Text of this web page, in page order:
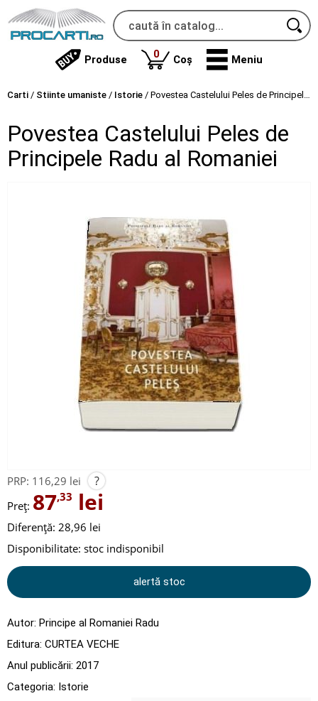
Produse 0produse
Coș Meniu
Carti / Stiinte umaniste / Istorie / Povestea Castelului Peles de Principele Radu al Romaniei
Povestea Castelului Peles de
Principele Radu al Romaniei
PRP: 116,29 lei ?
Preț: 87,33 lei
Diferență: 28,96 lei
Disponibilitate: stoc indisponibil
alertă stoc
Autor: Principe al Romaniei Radu
Editura: CURTEA VECHE
Anul publicării: 2017
Categoria: Istorie